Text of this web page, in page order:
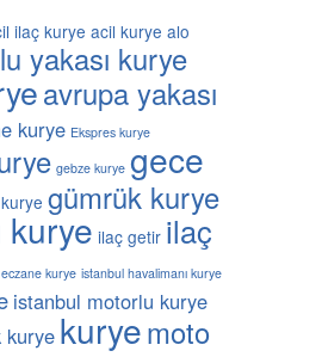
ilaç kurye acil kurye alo
yakası kurye
avrupa yakası
kurye Ekspres kurye
gebze kurye gece
gümrük kurye
kurye ilaç getir ilaç
kurye istanbul havalimanı kurye
istanbul motorlu kurye
kurye kuryemoto